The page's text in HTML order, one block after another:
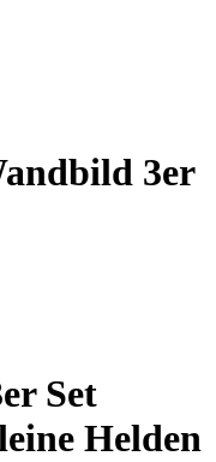
3er
Set
Helden